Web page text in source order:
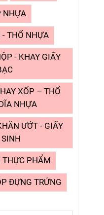
NHỰA
- THỐ NHỰA
- KHAY GIẤY
XỐP – THỐ
NHỰA
ƯỚT - GIẤY
THỰC PHẨM
ĐỰNG TRỨNG